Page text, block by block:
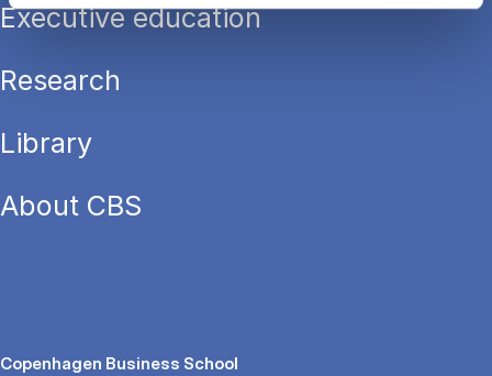
Executive education
Research
Library
About CBS
Copenhagen Business School